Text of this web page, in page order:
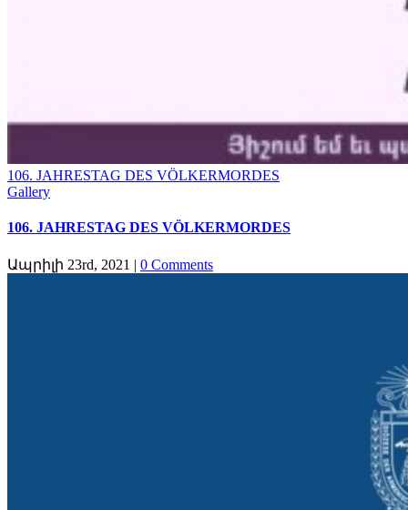
106. JAHRESTAG DES VÖLKERMORDES
Gallery
106. JAHRESTAG DES VÖLKERMORDES
Ապրիլի 23rd, 2021 | 0 Comments